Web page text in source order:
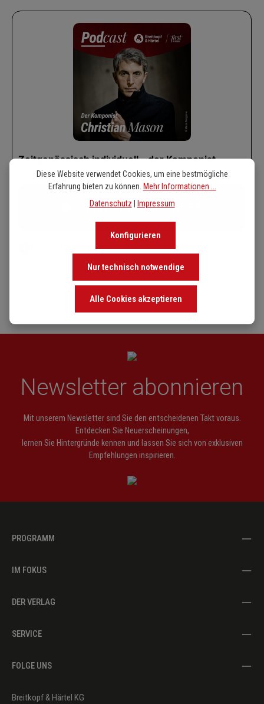
(Christian Mason, Oktober 2025)
Newsletter abonnieren
Mit unserem Newsletter sind Sie den entscheidenen Takt voraus.
Entdecken Sie Neuerscheinungen,
lernen Sie Hintergründe kennen und lassen Sie sich von exklusiven
Empfehlungen inspirieren.
PROGRAMM
IM FOKUS
DER VERLAG
SERVICE
FOLGE UNS
Breitkopf & Härtel KG
Diese Website verwendet Cookies, um eine bestmögliche
Erfahrung bieten zu können. Mehr Informationen ...
Datenschutz
Impressum
Nur technisch notwendige
Konfigurieren
Alle Cookies akzeptieren